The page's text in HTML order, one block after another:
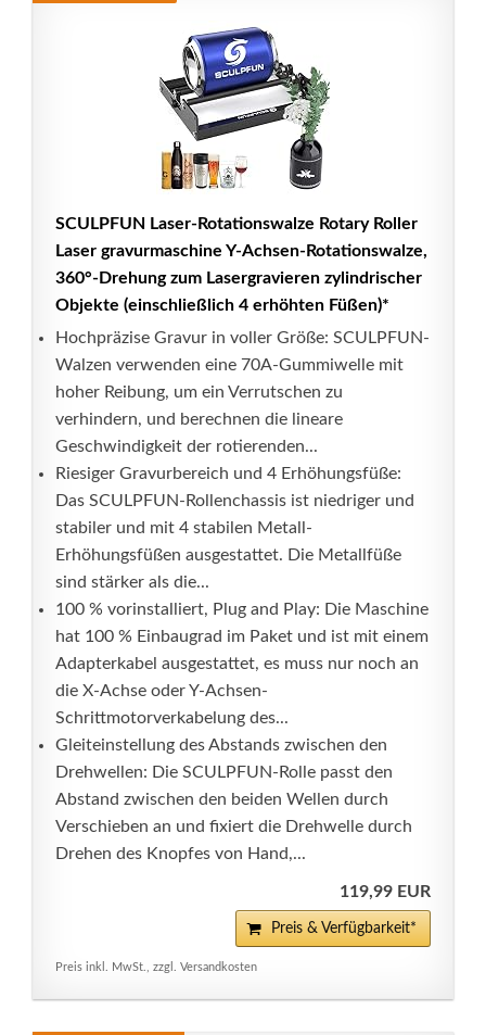
SCULPFUN Laser-Rotationswalze Rotary Roller
Laser gravurmaschine Y-Achsen-Rotationswalze,
360°-Drehung zum Lasergravieren zylindrischer
Objekte (einschließlich 4 erhöhten Füßen)*
Hochpräzise Gravur in voller Größe: SCULPFUN-
Walzen verwenden eine 70A-Gummiwelle mit
hoher Reibung, um ein Verrutschen zu
verhindern, und berechnen die lineare
Geschwindigkeit der rotierenden...
Riesiger Gravurbereich und 4 Erhöhungsfüße:
Das SCULPFUN-Rollenchassis ist niedriger und
stabiler und mit 4 stabilen Metall-
Erhöhungsfüßen ausgestattet. Die Metallfüße
sind stärker als die...
100 % vorinstalliert, Plug and Play: Die Maschine
hat 100 % Einbaugrad im Paket und ist mit einem
Adapterkabel ausgestattet, es muss nur noch an
die X-Achse oder Y-Achsen-
Schrittmotorverkabelung des...
Gleiteinstellung des Abstands zwischen den
Drehwellen: Die SCULPFUN-Rolle passt den
Abstand zwischen den beiden Wellen durch
Verschieben an und fixiert die Drehwelle durch
Drehen des Knopfes von Hand,...
119,99 EUR
Preis & Verfügbarkeit*
Preis inkl. MwSt., zzgl. Versandkosten